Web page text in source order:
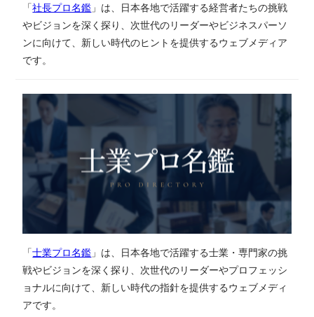
「社長プロ名鑑 」は、日本各地で活躍する経営者たちの挑戦
やビジョンを深く探り、次世代のリーダーやビジネスパーソ
ンに向けて、新しい時代のヒントを提供するウェブメディア
です。
「士業プロ名鑑 」は、日本各地で活躍する士業・専門家の挑
戦やビジョンを深く探り、次世代のリーダーやプロフェッシ
ョナルに向けて、新しい時代の指針を提供するウェブメディ
アです。